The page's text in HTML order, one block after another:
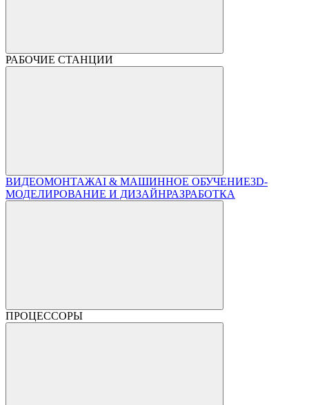
РАБОЧИЕ СТАНЦИИ
ВИДЕОМОНТАЖAI & МАШИННОЕ ОБУЧЕНИЕ3D-
МОДЕЛИРОВАНИЕ И ДИЗАЙНРАЗРАБОТКА
ПРОЦЕССОРЫ